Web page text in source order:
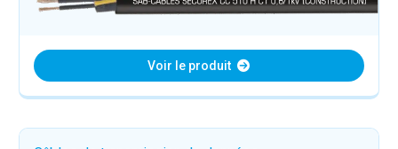
Voir le produit